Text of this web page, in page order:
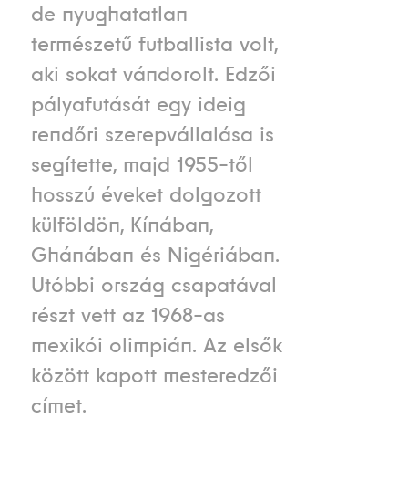
de nyughatatlan
természetű futballista volt,
aki sokat vándorolt. Edzői
pályafutását egy ideig
rendőri szerepvállalása is
segítette, majd 1955-től
hosszú éveket dolgozott
külföldön, Kínában,
Ghánában és Nigériában.
Utóbbi ország csapatával
részt vett az 1968-as
mexikói olimpián. Az elsők
között kapott mesteredzői
címet.